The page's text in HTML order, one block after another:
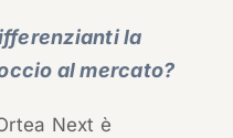
la
al mercato?
Next è